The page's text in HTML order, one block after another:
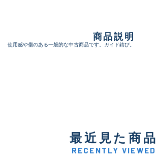
商品説明
使用感や傷のある一般的な中古商品です。ガイド錆び。
最近見た商品
RECENTLY VIEWED